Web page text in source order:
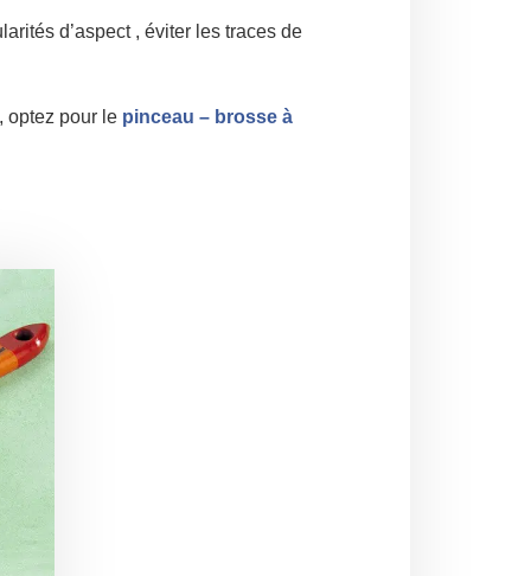
d’aspect , éviter les traces de
optez pour le pinceau – brosse à